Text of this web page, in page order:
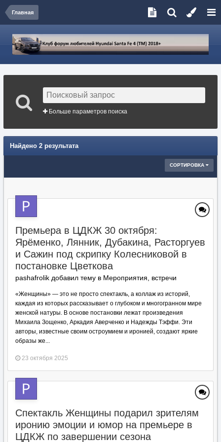
Главная
Больше параметров поиска
Найдено 2 результата
СОРТИРОВКА
Премьера в ЦДКЖ 30 октября:
Ярёменко, Лянник, Дубакина, Расторгуев
и Сажин под скрипку Колесниковой в
постановке Цветкова
pashafrolik добавил тему в Мероприятия, встречи
«Женщины» — это не просто спектакль, а коллаж из историй,
каждая из которых рассказывает о глубоком и многогранном мире
женской натуры. В основе постановки лежат произведения
Михаила Зощенко, Аркадия Аверченко и Надежды Тэффи. Эти
авторы, известные своим остроумием и иронией, создают яркие
образы же...
23 октября 2025
Спектакль Женщины подарил зрителям
иронию эмоции и юмор на премьере в
ЦДКЖ по завершении сезона